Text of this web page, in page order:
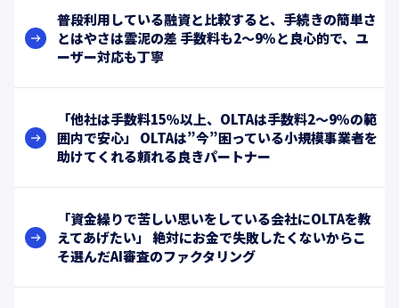
普段利用している融資と比較すると、手続きの簡単さ
とはやさは雲泥の差 手数料も2〜9％と良心的で、ユ
ーザー対応も丁寧
「他社は手数料15％以上、OLTAは手数料2～9％の範
囲内で安心」 OLTAは”今”困っている小規模事業者を
助けてくれる頼れる良きパートナー
「資金繰りで苦しい思いをしている会社にOLTAを教
えてあげたい」 絶対にお金で失敗したくないからこ
そ選んだAI審査のファクタリング